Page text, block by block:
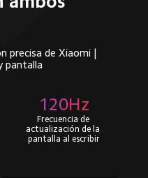
precisa de Xiaomi |
pantalla
120Hz
Frecuencia de
actualización de la
pantalla al escribir